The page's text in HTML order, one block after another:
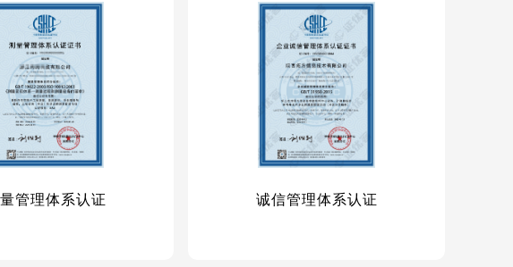
管理体系认证 诚信管理体系认证